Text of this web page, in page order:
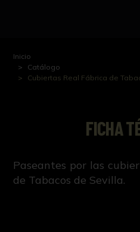
Inicio
Catálogo
Cubiertas Real Fábrica de
FICHA
Paseantes por las
de Tabacos de Sevilla.